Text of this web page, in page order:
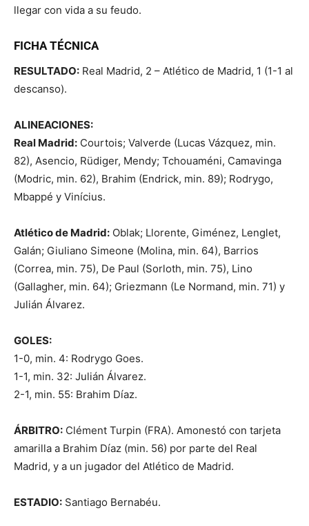
llegar con vida a su feudo.
FICHA TÉCNICA
RESULTADO: Real Madrid, 2 – Atlético de Madrid, 1 (1-1 al
descanso).
ALINEACIONES:
Real Madrid: Courtois; Valverde (Lucas Vázquez, min.
82), Asencio, Rüdiger, Mendy; Tchouaméni, Camavinga
(Modric, min. 62), Brahim (Endrick, min. 89); Rodrygo,
Mbappé y Vinícius.
Atlético de Madrid: Oblak; Llorente, Giménez, Lenglet,
Galán; Giuliano Simeone (Molina, min. 64), Barrios
(Correa, min. 75), De Paul (Sorloth, min. 75), Lino
(Gallagher, min. 64); Griezmann (Le Normand, min. 71) y
Julián Álvarez.
GOLES:
1-0, min. 4: Rodrygo Goes.
1-1, min. 32: Julián Álvarez.
2-1, min. 55: Brahim Díaz.
ÁRBITRO: Clément Turpin (FRA). Amonestó con tarjeta
amarilla a Brahim Díaz (min. 56) por parte del Real
Madrid, y a un jugador del Atlético de Madrid.
ESTADIO: Santiago Bernabéu.